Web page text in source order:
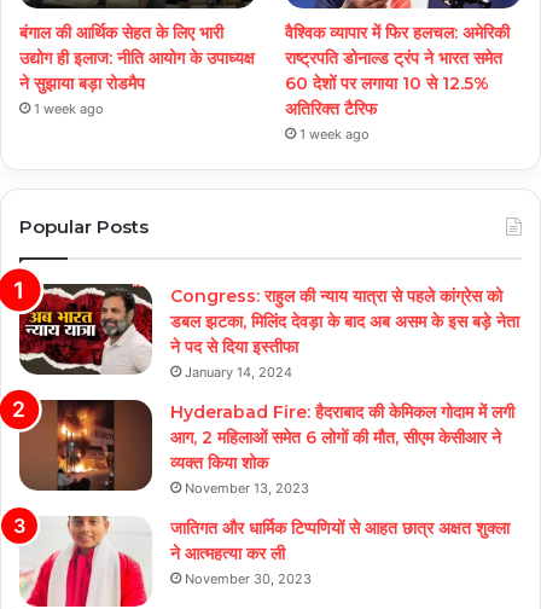
बंगाल की आर्थिक सेहत के लिए भारी
उद्योग ही इलाज: नीत‌ि आयोग के उपाध्यक्ष
ने सुझाया बड़ा रोडमैप
1 week ago
वैश्विक व्यापार में फिर हलचल: अमेरिकी
राष्ट्रपति डोनाल्ड ट्रंप ने भारत समेत
60 देशों पर लगाया 10 से 12.5%
अतिरिक्त टैरिफ
1 week ago
Popular Posts
Congress: राहुल की न्याय यात्रा से पहले कांग्रेस को
डबल झटका, मिलिंद देवड़ा के बाद अब असम के इस बड़े नेता
ने पद से दिया इस्तीफा
January 14, 2024
Hyderabad Fire: हैदराबाद की केमिकल गोदाम में लगी
आग, 2 महिलाओं समेत 6 लोगों की मौत, सीएम केसीआर ने
व्यक्त किया शोक
November 13, 2023
जातिगत और धार्मिक टिप्पणियों से आहत छात्र अक्षत शुक्ला
ने आत्महत्या कर ली
November 30, 2023